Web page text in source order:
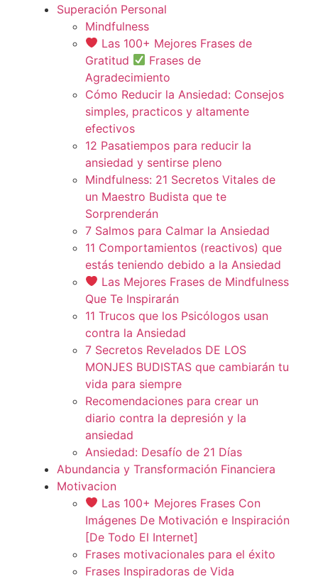
Superación Personal
Mindfulness
Las 100+ Mejores Frases de
Gratitud
Frases de
Agradecimiento
Cómo Reducir la Ansiedad: Consejos
simples, practicos y altamente
efectivos
12 Pasatiempos para reducir la
ansiedad y sentirse pleno
Mindfulness: 21 Secretos Vitales de
un Maestro Budista que te
Sorprenderán
7 Salmos para Calmar la Ansiedad
11 Comportamientos (reactivos) que
estás teniendo debido a la Ansiedad
Las Mejores Frases de Mindfulness
Que Te Inspirarán
11 Trucos que los Psicólogos usan
contra la Ansiedad
7 Secretos Revelados DE LOS
MONJES BUDISTAS que cambiarán tu
vida para siempre
Recomendaciones para crear un
diario contra la depresión y la
ansiedad
Ansiedad: Desafío de 21 Días
Abundancia y Transformación Financiera
Motivacion
Las 100+ Mejores Frases Con
Imágenes De Motivación e Inspiración
[De Todo El Internet]
Frases motivacionales para el éxito
Frases Inspiradoras de Vida